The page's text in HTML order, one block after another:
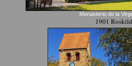
Monasterio de la
1901